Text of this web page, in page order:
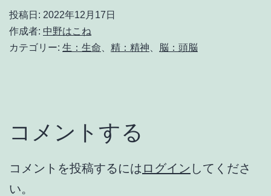
投稿日: 2022年12月17日
作成者: 中野はこね
カテゴリー: 生：生命 精：精神 脳：頭脳
コメントする
コメントを投稿するには ログイン してくださ
い。